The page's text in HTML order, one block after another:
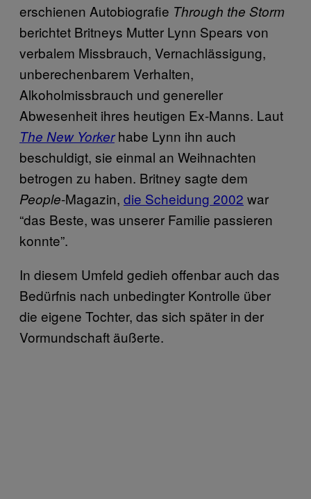
erschienen Autobiografie Through the Storm
berichtet Britneys Mutter Lynn Spears von
verbalem Missbrauch, Vernachlässigung,
unberechenbarem Verhalten,
Alkoholmissbrauch und genereller
Abwesenheit ihres heutigen Ex-Manns. Laut
The New Yorkerhabe Lynn ihn auch
beschuldigt, sie einmal an Weihnachten
betrogen zu haben. Britney sagte dem
People-Magazin, die Scheidung 2002 war
“das Beste, was unserer Familie passieren
konnte”.
In diesem Umfeld gedieh offenbar auch das
Bedürfnis nach unbedingter Kontrolle über
die eigene Tochter, das sich später in der
Vormundschaft äußerte.